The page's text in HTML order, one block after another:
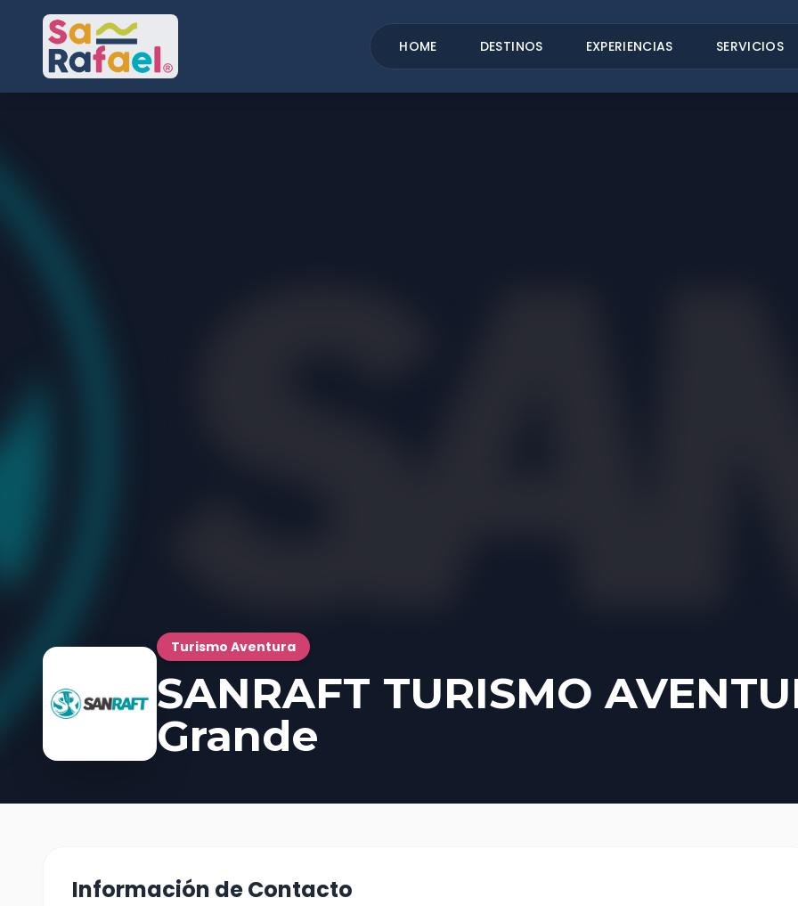
HOME DESTINOS EXPERIENCIAS SERVICIOS
Turismo Aventura
SANRAFT TURISMO
Grande
Información de Contacto